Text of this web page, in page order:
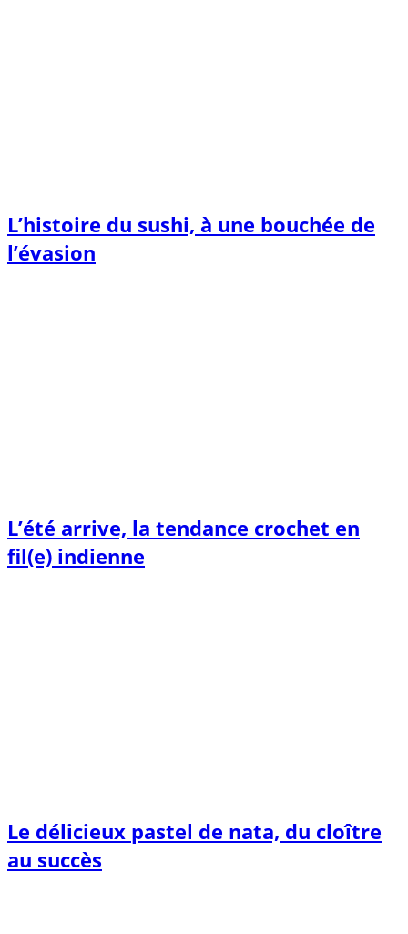
L’histoire du sushi, à une bouchée de
l’évasion
L’été arrive, la tendance crochet en
fil(e) indienne
Le délicieux pastel de nata, du cloître
au succès